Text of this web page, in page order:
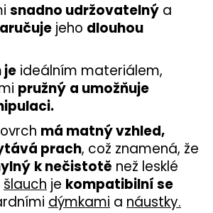
snadno udržovatelný a
jeho dlouhou
je ideálním materiálem,
pružný a umožňuje
má matný vzhled,
prach, což znamená, že
k nečistotě než lesklé
šlauch je kompatibilní se
dýmkami a náustky.